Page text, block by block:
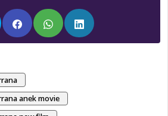
anek movie